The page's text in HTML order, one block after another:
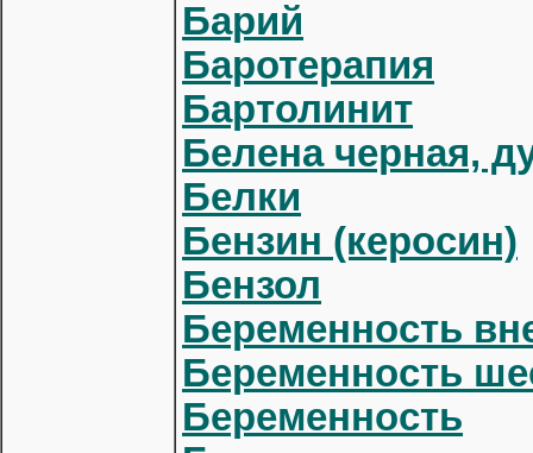
Барий
Баротерапия
Бартолинит
Белена черная,
Белки
Бензин (керосин)
Бензол
Беременность
Беременность
Беременность